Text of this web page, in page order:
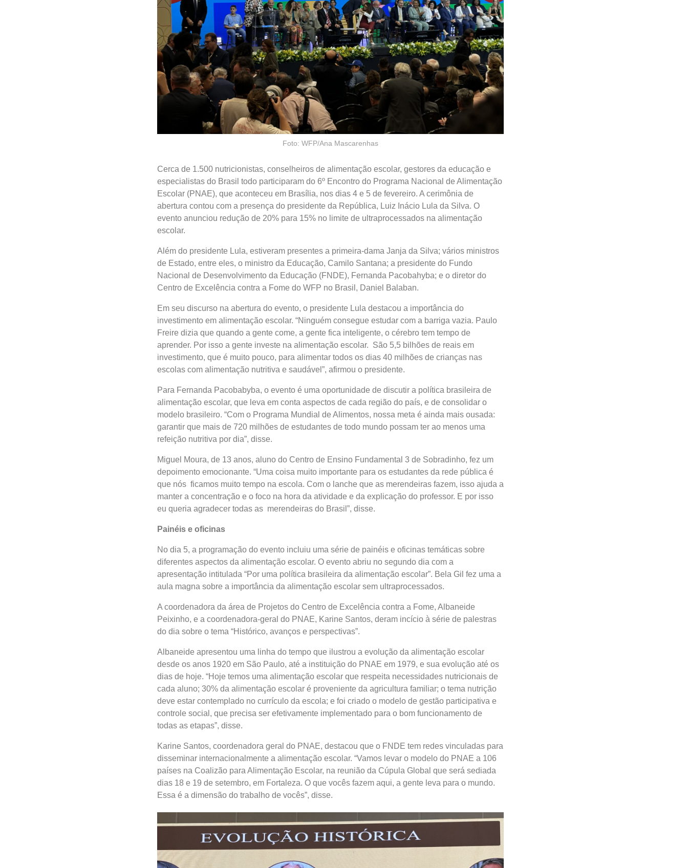
Foto: WFP/Ana Mascarenhas
Cerca de 1.500 nutricionistas, conselheiros de alimentação escolar, gestores da educação e
especialistas do Brasil todo participaram do 6º Encontro do Programa Nacional de Alimentação
Escolar (PNAE), que aconteceu em Brasília, nos dias 4 e 5 de fevereiro. A cerimônia de
abertura contou com a presença do presidente da República, Luiz Inácio Lula da Silva. O
evento anunciou redução de 20% para 15% no limite de ultraprocessados na alimentação
escolar.
Além do presidente Lula, estiveram presentes a primeira-dama Janja da Silva; vários ministros
de Estado, entre eles, o ministro da Educação, Camilo Santana; a presidente do Fundo
Nacional de Desenvolvimento da Educação (FNDE), Fernanda Pacobahyba; e o diretor do
Centro de Excelência contra a Fome do WFP no Brasil, Daniel Balaban.
Em seu discurso na abertura do evento, o presidente Lula destacou a importância do
investimento em alimentação escolar. “Ninguém consegue estudar com a barriga vazia. Paulo
Freire dizia que quando a gente come, a gente fica inteligente, o cérebro tem tempo de
aprender. Por isso a gente investe na alimentação escolar. São 5,5 bilhões de reais em
investimento, que é muito pouco, para alimentar todos os dias 40 milhões de crianças nas
escolas com alimentação nutritiva e saudável”, afirmou o presidente.
Para Fernanda Pacobabyba, o evento é uma oportunidade de discutir a política brasileira de
alimentação escolar, que leva em conta aspectos de cada região do país, e de consolidar o
modelo brasileiro. “Com o Programa Mundial de Alimentos, nossa meta é ainda mais ousada:
garantir que mais de 720 milhões de estudantes de todo mundo possam ter ao menos uma
refeição nutritiva por dia”, disse.
Miguel Moura, de 13 anos, aluno do Centro de Ensino Fundamental 3 de Sobradinho, fez um
depoimento emocionante. “Uma coisa muito importante para os estudantes da rede pública é
que nós ficamos muito tempo na escola. Com o lanche que as merendeiras fazem, isso ajuda a
manter a concentração e o foco na hora da atividade e da explicação do professor. E por isso
eu queria agradecer todas as merendeiras do Brasil”, disse.
Painéis e oficinas
No dia 5, a programação do evento incluiu uma série de painéis e oficinas temáticas sobre
diferentes aspectos da alimentação escolar. O evento abriu no segundo dia com a
apresentação intitulada “Por uma política brasileira da alimentação escolar”. Bela Gil fez uma a
aula magna sobre a importância da alimentação escolar sem ultraprocessados.
A coordenadora da área de Projetos do Centro de Excelência contra a Fome, Albaneide
Peixinho, e a coordenadora-geral do PNAE, Karine Santos, deram incício à série de palestras
do dia sobre o tema “Histórico, avanços e perspectivas”.
Albaneide apresentou uma linha do tempo que ilustrou a evolução da alimentação escolar
desde os anos 1920 em São Paulo, até a instituição do PNAE em 1979, e sua evolução até os
dias de hoje. “Hoje temos uma alimentação escolar que respeita necessidades nutricionais de
cada aluno; 30% da alimentação escolar é proveniente da agricultura familiar; o tema nutrição
deve estar contemplado no currículo da escola; e foi criado o modelo de gestão participativa e
controle social, que precisa ser efetivamente implementado para o bom funcionamento de
todas as etapas”, disse.
Karine Santos, coordenadora geral do PNAE, destacou que o FNDE tem redes vinculadas para
disseminar internacionalmente a alimentação escolar. “Vamos levar o modelo do PNAE a 106
países na Coalizão para Alimentação Escolar, na reunião da Cúpula Global que será sediada
dias 18 e 19 de setembro, em Fortaleza. O que vocês fazem aqui, a gente leva para o mundo.
Essa é a dimensão do trabalho de vocês”, disse.